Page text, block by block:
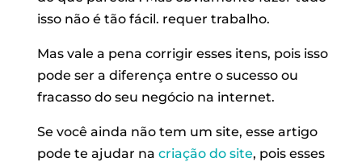
isso não é tão fácil. requer trabalho.
Mas vale a pena corrigir esses itens, pois isso
pode ser a diferença entre o sucesso ou
fracasso do seu negócio na internet.
Se você ainda não tem um site, esse artigo
pode te ajudar na criação do site, pois esses